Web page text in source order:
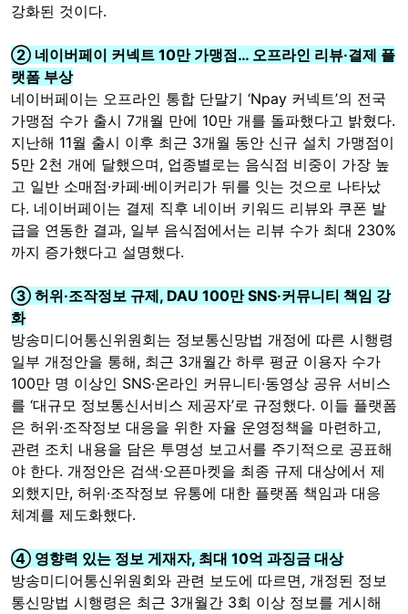
강화된 것이다.
② 네이버페이 커넥트 10만 가맹점… 오프라인 리뷰·결제 플
랫폼 부상
네이버페이는 오프라인 통합 단말기 ‘Npay 커넥트’의 전국
가맹점 수가 출시 7개월 만에 10만 개를 돌파했다고 밝혔다.
지난해 11월 출시 이후 최근 3개월 동안 신규 설치 가맹점이
5만 2천 개에 달했으며, 업종별로는 음식점 비중이 가장 높
고 일반 소매점·카페·베이커리가 뒤를 잇는 것으로 나타났
다. 네이버페이는 결제 직후 네이버 키워드 리뷰와 쿠폰 발
급을 연동한 결과, 일부 음식점에서는 리뷰 수가 최대 230%
까지 증가했다고 설명했다.
③ 허위·조작정보 규제, DAU 100만 SNS·커뮤니티 책임 강
화
방송미디어통신위원회는 정보통신망법 개정에 따른 시행령
일부 개정안을 통해, 최근 3개월간 하루 평균 이용자 수가
100만 명 이상인 SNS·온라인 커뮤니티·동영상 공유 서비스
를 ‘대규모 정보통신서비스 제공자’로 규정했다. 이들 플랫폼
은 허위·조작정보 대응을 위한 자율 운영정책을 마련하고,
관련 조치 내용을 담은 투명성 보고서를 주기적으로 공표해
야 한다. 개정안은 검색·오픈마켓을 최종 규제 대상에서 제
외했지만, 허위·조작정보 유통에 대한 플랫폼 책임과 대응
체계를 제도화했다.
④ 영향력 있는 정보 게재자, 최대 10억 과징금 대상
방송미디어통신위원회와 관련 보도에 따르면, 개정된 정보
통신망법 시행령은 최근 3개월간 3회 이상 정보를 게시해